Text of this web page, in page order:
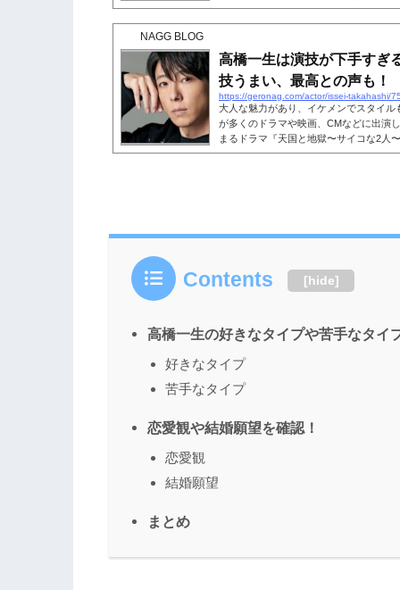
えが下手」という声が見られました。
れない」との声もあり、高橋一生さん
優に関する声について詳しく見ていき
す。高橋一生は声優の吹き替えが...
NAGG BLOG
高橋一生は演技が下手すぎ
技うまい、最高との声も！
https://geronag.com/actor/issei-takahashi/
大人な魅力があり、イケメンでスタイ
が多くのドラマや映画、CMなどに出演
まるドラマ『天国と地獄〜サイコな2人
みですね。 そんな高橋一生さんですが
Contents [hide]
高橋一生の好きなタイプや苦手なタイ
好きなタイプ
苦手なタイプ
恋愛観や結婚願望を確認！
恋愛観
結婚願望
まとめ